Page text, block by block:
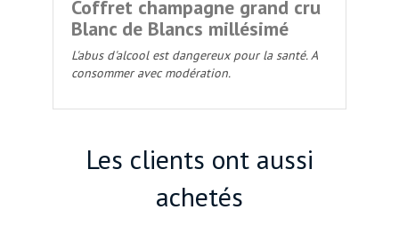
Coffret champagne grand cru
Blanc de Blancs millésimé
L'abus d'alcool est dangereux pour la santé. A
consommer avec modération.
Les clients ont aussi
achetés